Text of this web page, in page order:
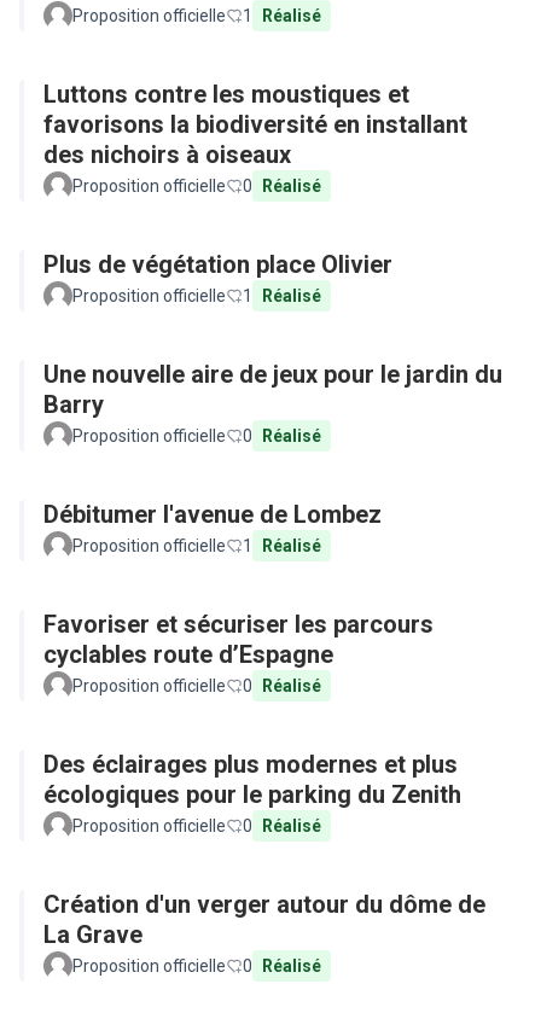
Proposition officielle 1 Réalisé
Luttons contre les moustiques et
favorisons la biodiversité en installant
des nichoirs à oiseaux
Proposition officielle 0 Réalisé
Plus de végétation place Olivier
Proposition officielle 1 Réalisé
Une nouvelle aire de jeux pour le jardin du
Barry
Proposition officielle 0 Réalisé
Débitumer l'avenue de Lombez
Proposition officielle 1 Réalisé
Favoriser et sécuriser les parcours
cyclables route d’Espagne
Proposition officielle 0 Réalisé
Des éclairages plus modernes et plus
écologiques pour le parking du Zenith
Proposition officielle 0 Réalisé
Création d'un verger autour du dôme de
La Grave
Proposition officielle 0 Réalisé